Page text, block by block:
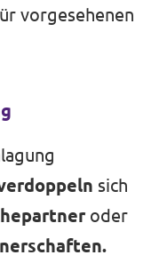
vorgesehenen
sich
oder